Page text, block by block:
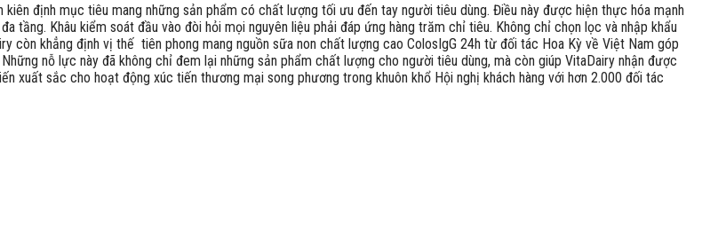
định mục tiêu mang những sản phẩm có chất lượng tối ưu đến tay người tiêu dùng. Điều này được hiện thực hóa mạnh
tầng. Khâu kiểm soát đầu vào đòi hỏi mọi nguyên liệu phải đáp ứng hàng trăm chỉ tiêu. Không chỉ chọn lọc và nhập khẩu
còn khẳng định vị thế tiên phong mang nguồn sữa non chất lượng cao ColosIgG 24h từ đối tác Hoa Kỳ về Việt Nam góp
nỗ lực này đã không chỉ đem lại những sản phẩm chất lượng cho người tiêu dùng, mà còn giúp VitaDairy nhận được
xuất sắc cho hoạt động xúc tiến thương mại song phương trong khuôn khổ Hội nghị khách hàng với hơn 2.000 đối tác